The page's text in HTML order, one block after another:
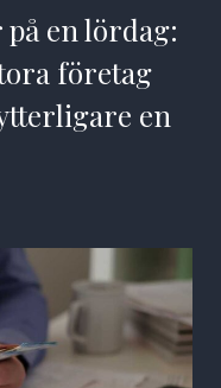
en lördag:
företag
en